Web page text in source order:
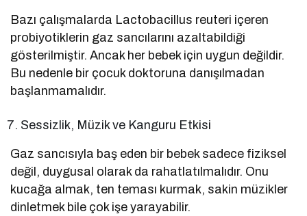
Bazı çalışmalarda Lactobacillus reuteri içeren
probiyotiklerin gaz sancılarını azaltabildiği
gösterilmiştir. Ancak her bebek için uygun değildir.
Bu nedenle bir çocuk doktoruna danışılmadan
başlanmamalıdır.
Sessizlik, Müzik ve Kanguru Etkisi
Gaz sancısıyla baş eden bir bebek sadece fiziksel
değil, duygusal olarak da rahatlatılmalıdır. Onu
kucağa almak, ten teması kurmak, sakin müzikler
dinletmek bile çok işe yarayabilir.